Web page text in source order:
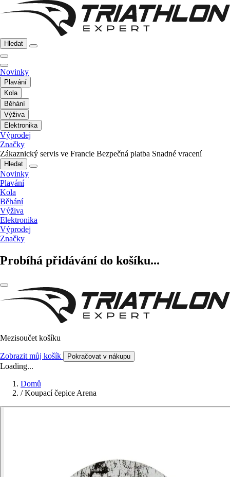
Hledat
Novinky
Plavání
Kola
Běhání
Výživa
Elektronika
Výprodej
Značky
Zákaznický servis ve Francie Bezpečná platba Snadné vracení
Hledat
Novinky
Plavání
Kola
Běhání
Výživa
Elektronika
Výprodej
Značky
Probíhá přidávání do košíku...
Mezisoučet košíku
Zobrazit můj košík Pokračovat v nákupu
Loading...
Domů
/ Koupací čepice Arena